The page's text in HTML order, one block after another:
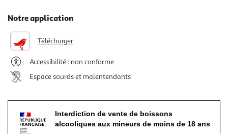
Notre application
Télécharger
Accessibilité : non conforme
Espace sourds et malentendants
Interdiction de vente de boissons
alcooliques aux mineurs de moins de 18 ans